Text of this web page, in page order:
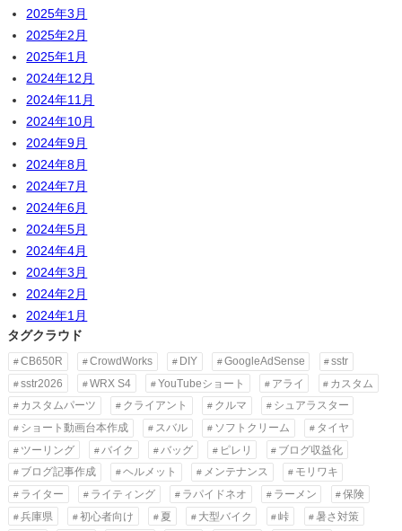
2025年3月
2025年2月
2025年1月
2024年12月
2024年11月
2024年10月
2024年9月
2024年8月
2024年7月
2024年6月
2024年5月
2024年4月
2024年3月
2024年2月
2024年1月
タグクラウド
CB650R CrowdWorks DIY GoogleAdSense
sstr
sstr2026
WRX S4 YouTubeショート アライ
カスタム
カスタムパーツ
クライアント クルマ
シュアラスター
ショート動画台本作成
スバル ソフトクリーム
タイヤ
ツーリング
バイク バッグ ピレリ
ブログ収益化
ブログ記事作成
ヘルメット メンテナンス
モリワキ
ライター
ライティング ラパイドネオ ラーメン
保険
兵庫県
初心者向け 夏 大型バイク 峠
暑さ対策